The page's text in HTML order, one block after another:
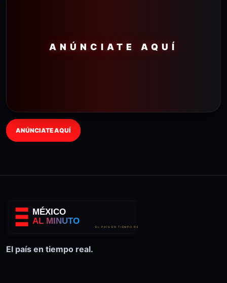
ANÚNCIATE AQUÍ
ANÚNCIATE AQUÍ
El país en tiempo real.